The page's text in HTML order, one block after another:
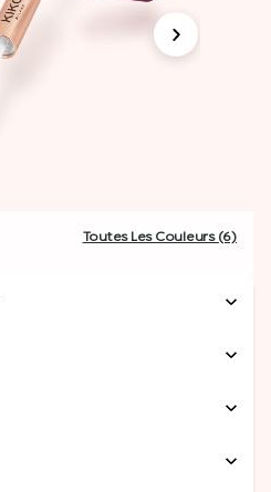
Toutes Les Couleurs (6)